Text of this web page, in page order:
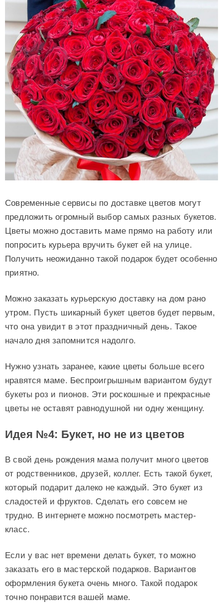
Современные сервисы по доставке цветов могут
предложить огромный выбор самых разных букетов.
Цветы можно доставить маме прямо на работу или
попросить курьера вручить букет ей на улице.
Получить неожиданно такой подарок будет особенно
приятно.
Можно заказать курьерскую доставку на дом рано
утром. Пусть шикарный букет цветов будет первым,
что она увидит в этот праздничный день. Такое
начало дня запомнится надолго.
Нужно узнать заранее, какие цветы больше всего
нравятся маме. Беспроигрышным вариантом будут
букеты роз и пионов. Эти роскошные и прекрасные
цветы не оставят равнодушной ни одну женщину.
Идея №4: Букет, но не из цветов
В свой день рождения мама получит много цветов
от родственников, друзей, коллег. Есть такой букет,
который подарит далеко не каждый. Это букет из
сладостей и фруктов. Сделать его совсем не
трудно. В интернете можно посмотреть мастер-
класс.
Если у вас нет времени делать букет, то можно
заказать его в мастерской подарков. Вариантов
оформления букета очень много. Такой подарок
точно понравится вашей маме.